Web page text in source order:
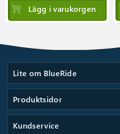
Lägg i varukorgen
Lite om BlueRide
Produktsidor
Kundservice